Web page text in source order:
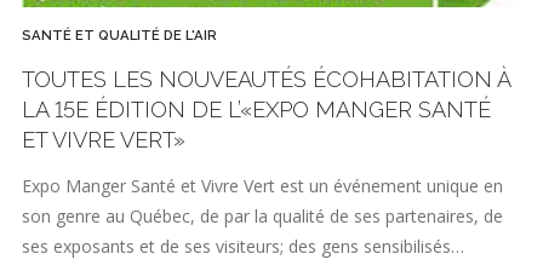
SANTÉ ET QUALITÉ DE L'AIR
TOUTES LES NOUVEAUTÉS ÉCOHABITATION À
LA 15E ÉDITION DE L’«EXPO MANGER SANTÉ
ET VIVRE VERT»
Expo Manger Santé et Vivre Vert est un événement unique en
son genre au Québec, de par la qualité de ses partenaires, de
ses exposants et de ses visiteurs; des gens sensibilisés…